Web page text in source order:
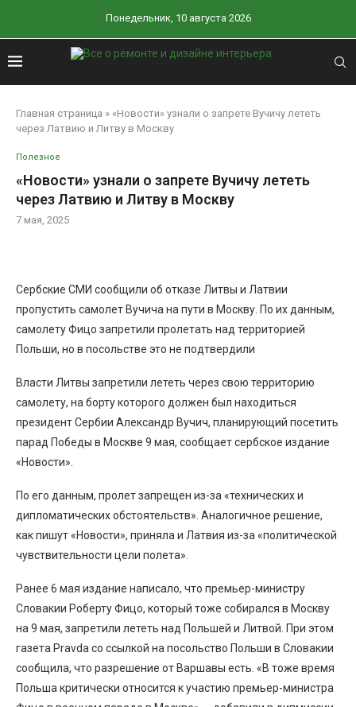
Понедельник, 10 августа 2026
Главная страница » «Новости» узнали о запрете Вучичу лететь
через Латвию и Литву в Москву
Полезное
«Новости» узнали о запрете Вучичу лететь
через Латвию и Литву в Москву
7 мая, 2025
Сербские СМИ сообщили об отказе Литвы и Латвии
пропустить самолет Вучича на пути в Москву. По их данным,
самолету Фицо запретили пролетать над территорией
Польши, но в посольстве это не подтвердили
Власти Литвы запретили лететь через свою территорию
самолету, на борту которого должен был находиться
президент Сербии Александр Вучич, планирующий посетить
парад Победы в Москве 9 мая, сообщает сербское издание
«Новости».
По его данным, пролет запрещен из-за «технических и
дипломатических обстоятельств». Аналогичное решение,
как пишут «Новости», приняла и Латвия из-за «политической
чувствительности цели полета».
Ранее 6 мая издание написало, что премьер-министру
Словакии Роберту Фицо, который тоже собирался в Москву
на 9 мая, запретили лететь над Польшей и Литвой. При этом
газета Pravda со ссылкой на посольство Польши в Словакии
сообщила, что разрешение от Варшавы есть. «В тоже время
Польша критически относится к участию премьер-министра